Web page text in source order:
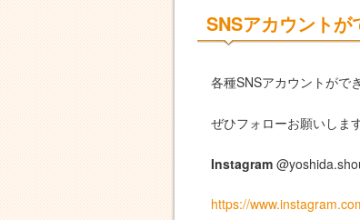
SNSアカウントが
各種SNSアカウントがで
ぜひフォローお願いします
Instagram
https://